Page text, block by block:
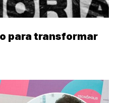
para transformar